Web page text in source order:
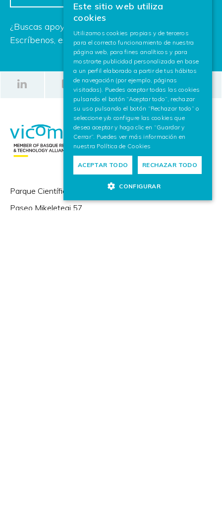
¿Buscas apoyo para tu próximo proyecto?
Escríbenos, estamos deseando ayudarte.
Parque Científico y Tecnológico de Gipuzkoa,
Paseo Mikeletegi 57,
ENGLISH
Este sitio web utiliza
cookies
Utilizamos cookies propias y de terceros
para el correcto funcionamiento de nuestra
página web, para fines analíticos y para
mostrarte publicidad personalizada en base
a un perfil elaborado a partir de tus hábitos
de navegación (por ejemplo, páginas
visitadas). Puedes aceptar todas las cookies
pulsando el botón “Aceptar todo”, rechazar
su uso pulsando el botón “Rechazar todo” o
seleccione y/o configure las cookies que
desea aceptar y haga clic en “Guardar y
Cerrar”. Puedes ver más información en
nuestra Política de Cookies
ACEPTAR TODO RECHAZAR TODO
CONFIGURAR